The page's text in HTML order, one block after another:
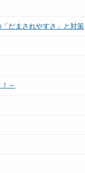
だまされやすさ」と対策
～